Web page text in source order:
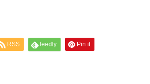
RSS feedly Pin it